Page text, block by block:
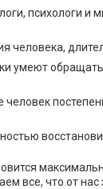
психологи и
человека,
умеют
все, что от